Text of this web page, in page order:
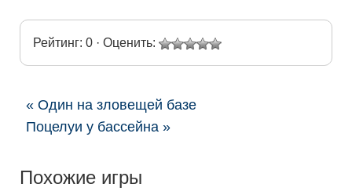
Рейтинг: 0 · Оценить:
« Один на зловещей базе
Поцелуи у бассейна »
Похожие игры